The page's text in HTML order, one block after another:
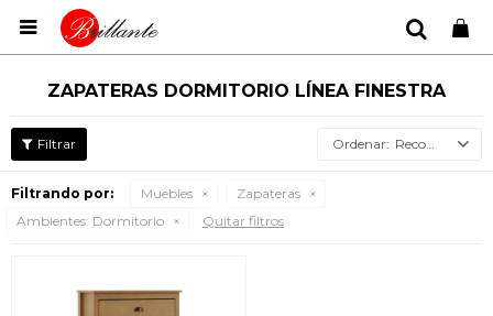

ZAPATERAS DORMITORIO LÍNEA FINESTRA
Recomendados
Filtrando por: Muebles
Zapateras
Ambientes: Dormitorio Quitar filtros